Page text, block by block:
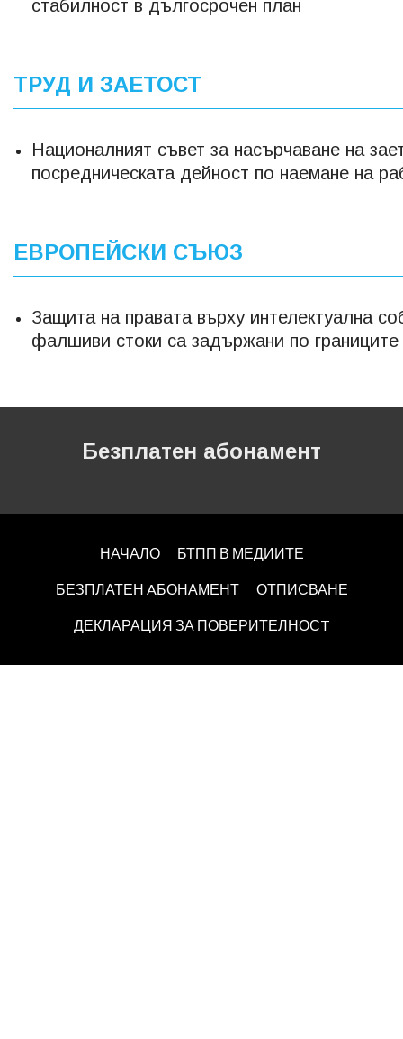
стабилност в дългосрочен план
ТРУД И ЗАЕТОСТ
Националният съвет за насърчаване на
посредническата дейност по наемане на
ЕВРОПЕЙСКИ СЪЮЗ
Защита на правата върху интелектуална
фалшиви стоки са задържани по
Безплатен абонамент
НАЧАЛО БТПП В МЕДИИТЕ
БЕЗПЛАТЕН AБОНАМЕНТ ОТПИСВАНЕ
ДЕКЛАРАЦИЯ ЗА ПОВЕРИТЕЛНОСT